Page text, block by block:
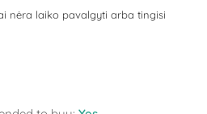
nėra laiko pavalgyti arba tingisi